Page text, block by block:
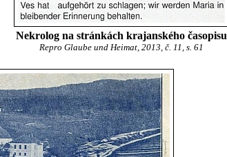
Nekrolog na stránkách krajanského časopisu
Repro Glaube und Heimat, 2013, č. 11, s. 61